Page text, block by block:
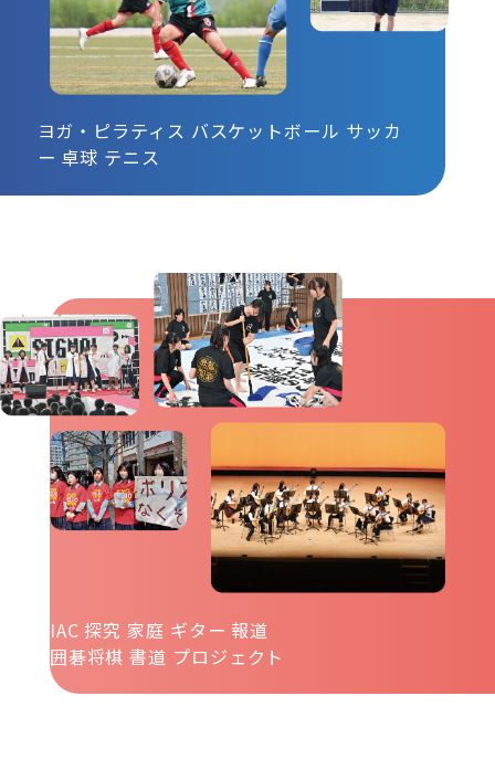
ヨガ・ピラティス バスケットボール サッカ
ー 卓球 テニス
Culture
文化系
IAC 探究 家庭 ギター 報道
囲碁将棋 書道 プロジェクト